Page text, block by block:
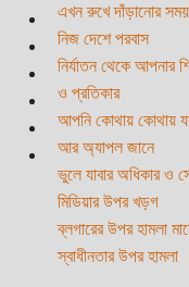
এখন রুখে দাঁড়ানোর সময়
নিজ দেশে পরবাস
নির্যাতন থেকে আপনার
ও প্রতিকার
আপনি কোথায় কোথায়
আর অ্যাপল জানে
ভুলে যাবার অধিকার ও
মিডিয়ার উপর খড়গ
ব্লগারের উপর হামলা
স্বাধীনতার উপর হামলা